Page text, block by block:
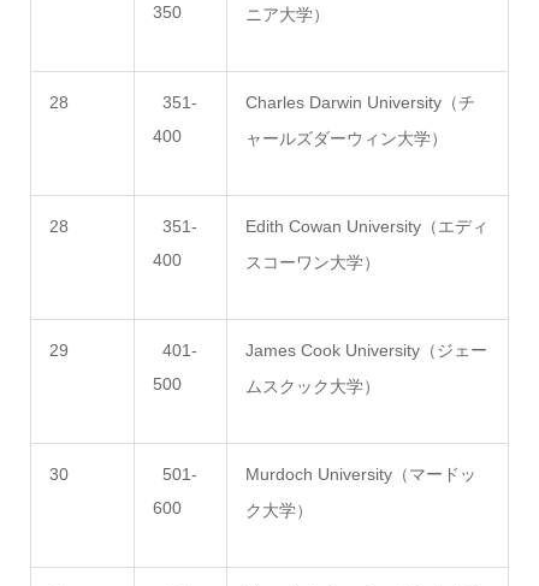
350
ニア大学）
28
351-
400
Charles Darwin University（チ
ャールズダーウィン大学）
28
351-
400
Edith Cowan University（エディ
スコーワン大学）
29
401-
500
James Cook University（ジェー
ムスクック大学）
30
501-
600
Murdoch University（マードッ
ク大学）